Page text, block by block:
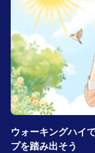
ウォーキングハイ
プを踏み出そう